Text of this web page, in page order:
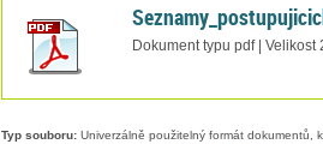
Dokument typu pdf | Velikost
Typ souboru:Univerzálně použitelný formát dokumentů,